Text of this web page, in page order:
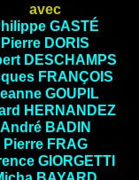
avec
GASTÉ
Pierre DORIS
DESCHAMPS
FRANÇOIS
GOUPIL
HERNANDEZ
André BADIN
Pierre FRAG
GIORGETTI